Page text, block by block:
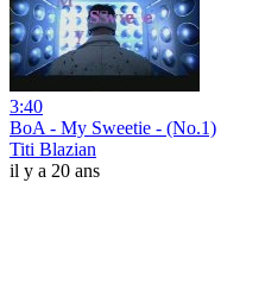
3:40
BoA - My Sweetie - (No.1)
Titi Blazian
il y a 20 ans